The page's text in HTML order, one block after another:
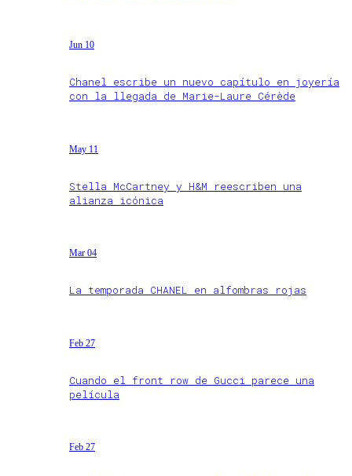
Jun 10
Chanel escribe un nuevo capítulo en joyería
con la llegada de Marie-Laure Cérède
May 11
Stella McCartney y H&M reescriben una
alianza icónica
Mar 04
La temporada CHANEL en alfombras rojas
Feb 27
Cuando el front row de Gucci parece una
película
Feb 27